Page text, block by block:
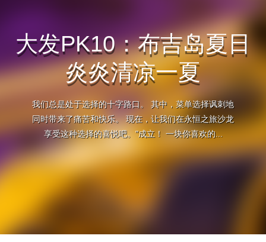
大发PK10：布吉岛夏日
炎炎清凉一夏
我们总是处于选择的十字路口。 其中，菜单选择讽刺地
同时带来了痛苦和快乐。 现在，让我们在永恒之旅沙龙
享受这种选择的喜悦吧。"成立！ 一块你喜欢的...